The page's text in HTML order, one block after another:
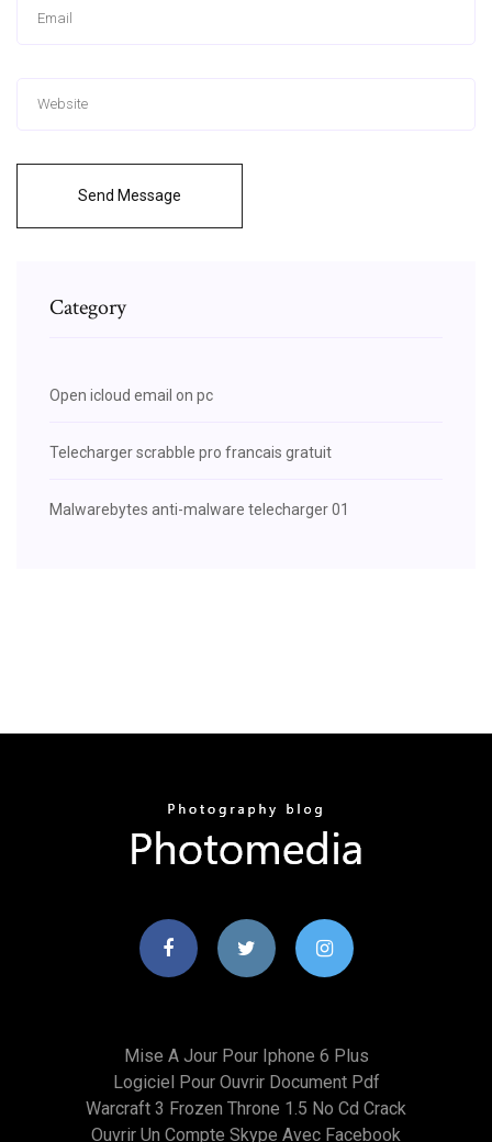
Send Message
Category
Open icloud email on pc
Telecharger scrabble pro francais gratuit
Malwarebytes anti-malware telecharger 01
Mise A Jour Pour Iphone 6 Plus
Logiciel Pour Ouvrir Document Pdf
Warcraft 3 Frozen Throne 1.5 No Cd Crack
Ouvrir Un Compte Skype Avec Facebook